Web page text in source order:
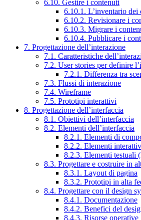
6.10. Gestire i contenuti
6.10.1. L’inventario dei
6.10.2. Revisionare i
6.10.3. Migrare i
6.10.4. Pubblicare i
7. Progettazione dell’interazione
7.1. Caratteristiche
7.2. User stories per definire
7.2.1. Differenza tra
7.3. Flussi di interazione
7.4. Wireframe
7.5. Prototipi interattivi
8. Progettazione dell’interfaccia
8.1. Obiettivi dell’interfaccia
8.2. Elementi dell’interfaccia
8.2.1. Elementi di
8.2.2. Elementi
8.2.3. Elementi testuali
8.3. Progettare e costruire in
8.3.1. Layout di pagina
8.3.2. Prototipi in alta
8.4. Progettare con il design
8.4.1. Documentazione
8.4.2. Benefici del
8.4.3. Risorse operative